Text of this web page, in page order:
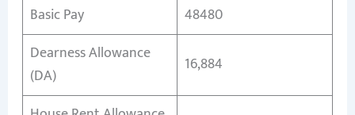
Basic Pay
48480
Dearness Allowance
(DA)
16,884